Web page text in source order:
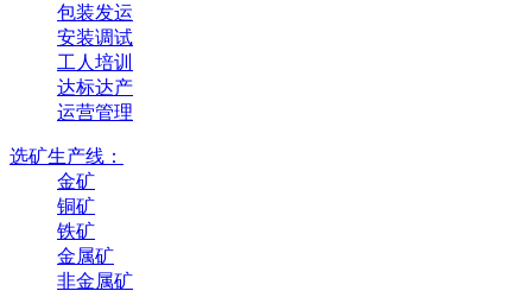
包装发运
安装调试
工人培训
达标达产
运营管理
选矿生产线：
金矿
铜矿
铁矿
金属矿
非金属矿